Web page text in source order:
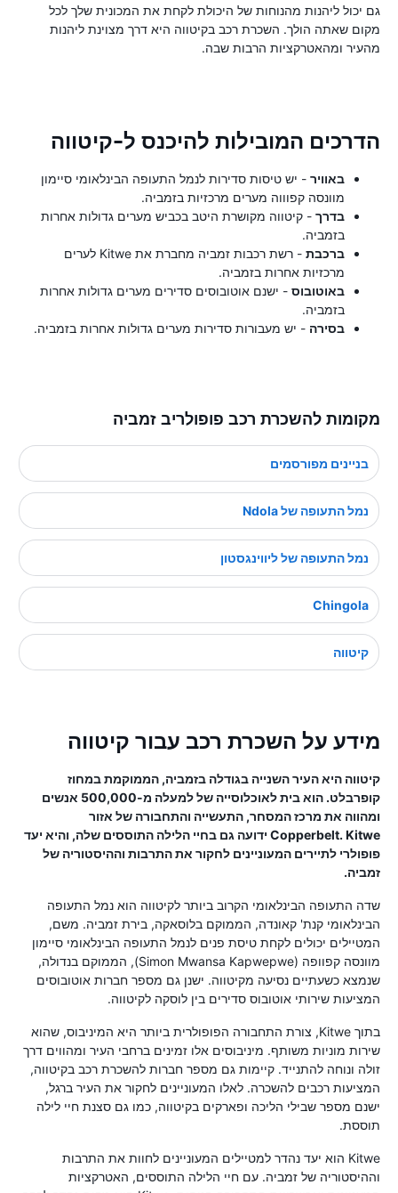
גם יכול ליהנות מהנוחות של היכולת לקחת את המכונית שלך לכל
מקום שאתה הולך. השכרת רכב בקיטווה היא דרך מצוינת ליהנות
מהעיר ומהאטרקציות הרבות שבה.
הדרכים המובילות להיכנס ל-קיטווה
באוויר - יש טיסות סדירות לנמל התעופה הבינלאומי סיימון
מוונסה קפוווה מערים מרכזיות בזמביה.
בדרך - קיטווה מקושרת היטב בכביש מערים גדולות אחרות
בזמביה.
ברכבת
- רשת רכבות זמביה מחברת את Kitwe לערים
מרכזיות אחרות בזמביה.
באוטובוס - ישנם אוטובוסים סדירים מערים גדולות אחרות
בזמביה.
בסירה - יש מעבורות סדירות מערים גדולות אחרות בזמביה.
מקומות להשכרת רכב פופולריב זמביה
בניינים מפורסמים
נמל התעופה של Ndola
נמל התעופה של ליווינגסטון
Chingola
קיטווה
מידע על השכרת רכב עבור קיטווה
קיטווה היא העיר השנייה בגודלה בזמביה, הממוקמת במחוז
קופרבלט. הוא בית לאוכלוסייה של למעלה מ-500,000 אנשים
ומהווה את מרכז המסחר, התעשייה והתחבורה של אזור
Copperbelt. Kitwe ידועה גם בחיי הלילה התוססים שלה, והיא יעד
פופולרי לתיירים המעוניינים לחקור את התרבות וההיסטוריה של
זמביה.
שדה התעופה הבינלאומי הקרוב ביותר לקיטווה הוא נמל התעופה
הבינלאומי קנת' קאונדה, הממוקם בלוסאקה, בירת זמביה. משם,
המטיילים יכולים לקחת טיסת פנים לנמל התעופה הבינלאומי סיימון
מוונסה קפוופה (Simon Mwansa Kapwepwe), הממוקם בנדולה,
שנמצא כשעתיים נסיעה מקיטווה. ישנן גם מספר חברות אוטובוסים
המציעות שירותי אוטובוס סדירים בין לוסקה לקיטווה.
בתוך Kitwe, צורת התחבורה הפופולרית ביותר היא המיניבוס, שהוא
שירות מוניות משותף. מיניבוסים אלו זמינים ברחבי העיר ומהווים דרך
זולה ונוחה להתנייד. קיימות גם מספר חברות להשכרת רכב בקיטווה,
המציעות רכבים להשכרה. לאלו המעוניינים לחקור את העיר ברגל,
ישנם מספר שבילי הליכה ופארקים בקיטווה, כמו גם סצנת חיי לילה
תוססת.
Kitwe הוא יעד נהדר למטיילים המעוניינים לחוות את התרבות
וההיסטוריה של זמביה. עם חיי הלילה התוססים, האטרקציות